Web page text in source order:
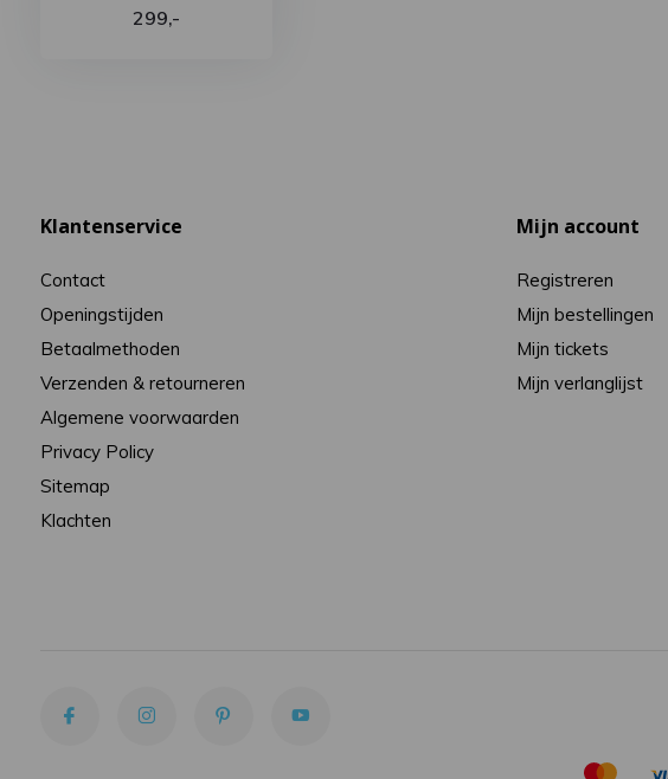
299,-
Klantenservice
Contact
Openingstijden
Betaalmethoden
Verzenden & retourneren
Algemene voorwaarden
Privacy Policy
Sitemap
Klachten
Mijn account
Registreren
Mijn bestellingen
Mijn tickets
Mijn verlanglijst